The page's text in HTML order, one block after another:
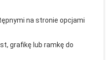
na stronie opcjami
grafikę lub ramkę do